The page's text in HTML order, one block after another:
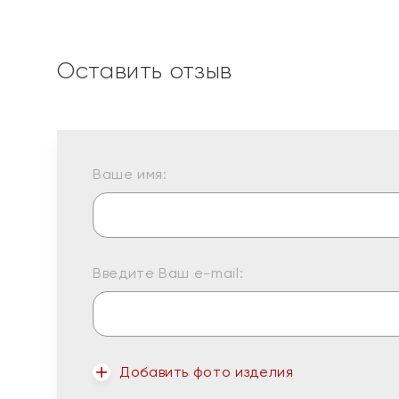
Оставить отзыв
Ваше имя:
Введите Ваш e-mail:
Добавить фото изделия